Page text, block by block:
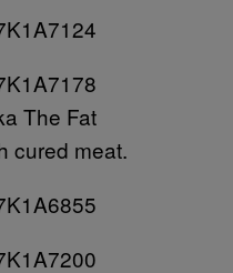
The Fat
cured meat.